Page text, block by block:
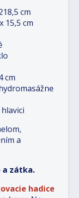
cm
15,5 cm
cm
a
a zátka.
hadice